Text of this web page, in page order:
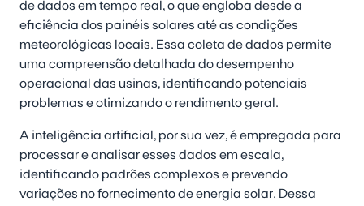
de dados em tempo real, o que engloba desde a
eficiência dos painéis solares até as condições
meteorológicas locais. Essa coleta de dados permite
uma compreensão detalhada do desempenho
operacional das usinas, identificando potenciais
problemas e otimizando o rendimento geral.
A inteligência artificial, por sua vez, é empregada para
processar e analisar esses dados em escala,
identificando padrões complexos e prevendo
variações no fornecimento de energia solar. Dessa